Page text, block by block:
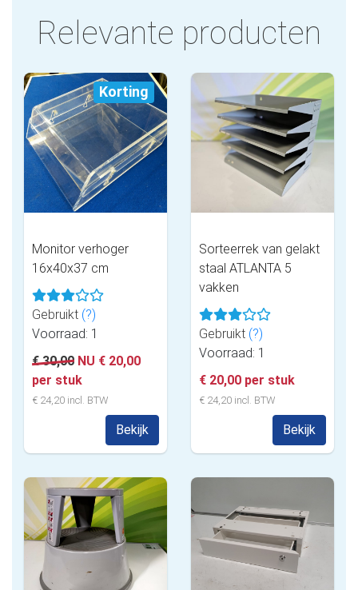
Relevante producten
Korting
Monitor verhoger
16x40x37 cm
Gebruikt (?)
Voorraad: 1
€ 30,00 NU € 20,00
per stuk
€ 24,20 incl. BTW
Bekijk
Sorteerrek van gelakt
staal ATLANTA 5
vakken
Gebruikt (?)
Voorraad: 1
€ 20,00 per stuk
€ 24,20 incl. BTW
Bekijk